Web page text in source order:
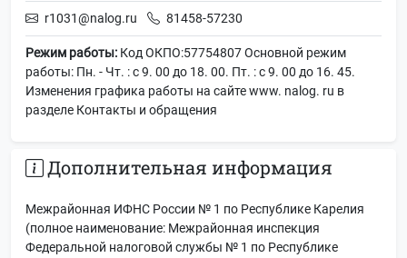
r1031@nalog.ru 81458-57230
Режим работы: Код ОКПО:57754807 Основной режим
работы: Пн. - Чт. : с 9. 00 до 18. 00. Пт. : с 9. 00 до 16. 45.
Изменения графика работы на сайте www. nalog. ru в
разделе Контакты и обращения
Дополнительная информация
Межрайонная ИФНС России № 1 по Республике Карелия
(полное наименование: Межрайонная инспекция
Федеральной налоговой службы № 1 по Республике